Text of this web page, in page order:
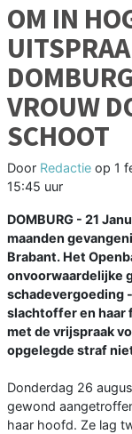
OM IN
VROUW
SCHOOT
Door Redactie op 1
15:45 uur
DOMBURG - 21
maanden
Brabant. Het
onvoorwaardelijke
schadevergoeding
slachtoffer en haar
met de vrijspraak
opgelegde straf
Donderdag 26
gewond
haar hoofd. Ze lag